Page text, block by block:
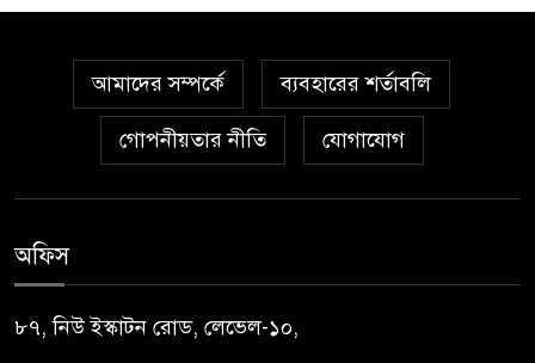
আমাদের সম্পর্কে ব্যবহারের শর্তাবলি
গোপনীয়তার নীতি যোগাযোগ
অফিস
৮৭, নিউ ইস্কাটন রোড, লেভেল-১০,